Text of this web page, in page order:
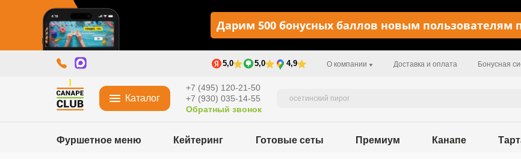
Дарим 500 бонусных баллов новым пользователям
5,0 5,0 4,9 О компании Доставка и оплата Бонусная
Каталог
+7 (495) 120-21-50
+7 (930) 035-14-55
Обратный звонок
Фуршетное меню Кейтеринг Готовые сеты Премиум Канапе